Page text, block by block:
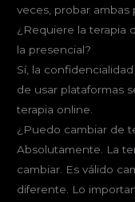
veces, probar ambas
¿Requiere la terapia
la presencial?
Sí, la
de usar plataformas
terapia online.
¿Puedo cambiar de
Absolutamente. La
cambiar. Es válido
diferente. Lo